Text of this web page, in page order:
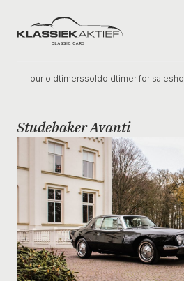
Klassiek Aktief
our oldtimerssoldoldtimer for sale
Studebaker Avanti